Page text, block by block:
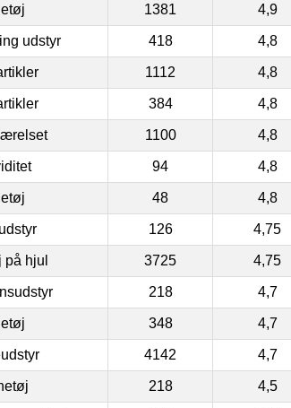
1381 4,9
udstyr 418 4,8
1112 4,8
384 4,8
1100 4,8
94 4,8
48 4,8
126 4,75
på hjul 3725 4,75
218 4,7
348 4,7
4142 4,7
218 4,5